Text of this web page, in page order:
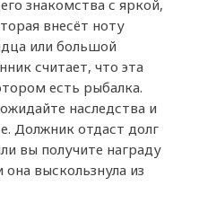
знакомства с яркой,
внесёт ноту
или большой
считает, что эта
есть рыбалка.
наследства и
Должник отдаст долг
вы получите награду
она выскользнула из